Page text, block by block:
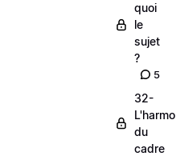
quoi
le
sujet
?
5
32-
du
cadre